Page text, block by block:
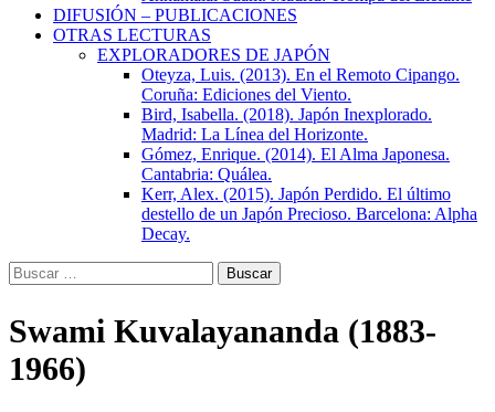
DIFUSIÓN – PUBLICACIONES
OTRAS LECTURAS
EXPLORADORES DE JAPÓN
Oteyza, Luis. (2013). En el Remoto Cipango.
Coruña: Ediciones del Viento.
Bird, Isabella. (2018). Japón Inexplorado.
Madrid: La Línea del Horizonte.
Gómez, Enrique. (2014). El Alma Japonesa.
Cantabria: Quálea.
Kerr, Alex. (2015). Japón Perdido. El último
destello de un Japón Precioso. Barcelona: Alpha
Decay.
Buscar:
Swami Kuvalayananda (1883-
1966)